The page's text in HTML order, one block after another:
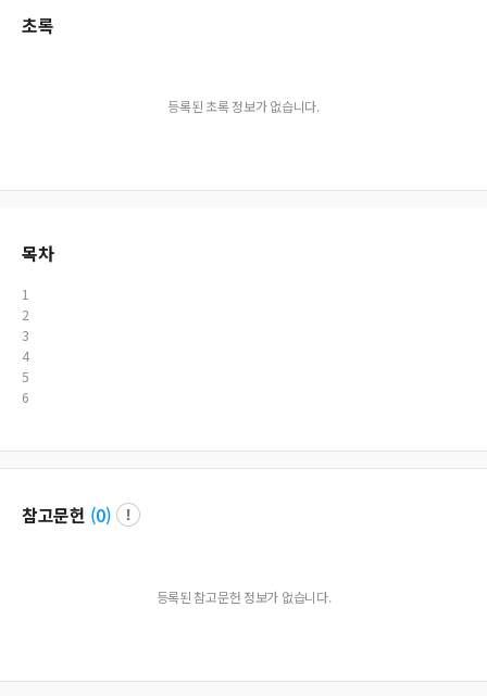
초록
등록된 초록 정보가 없습니다.
목차
1
2
3
4
5
6
참고문헌 (0)
등록된 참고문헌 정보가 없습니다.